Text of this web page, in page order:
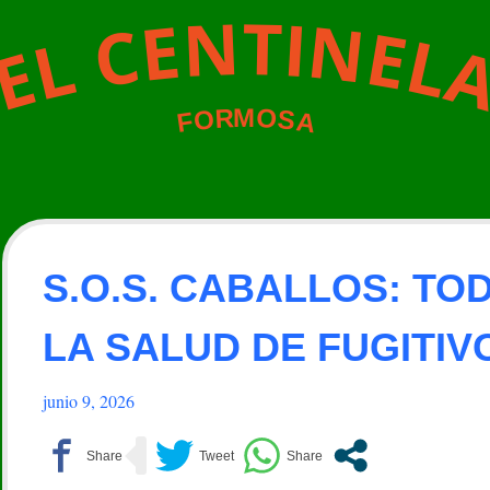
L CENTINELA
FORMOSA
S.O.S. CABALLOS:
LA SALUD DE
junio 9, 2026